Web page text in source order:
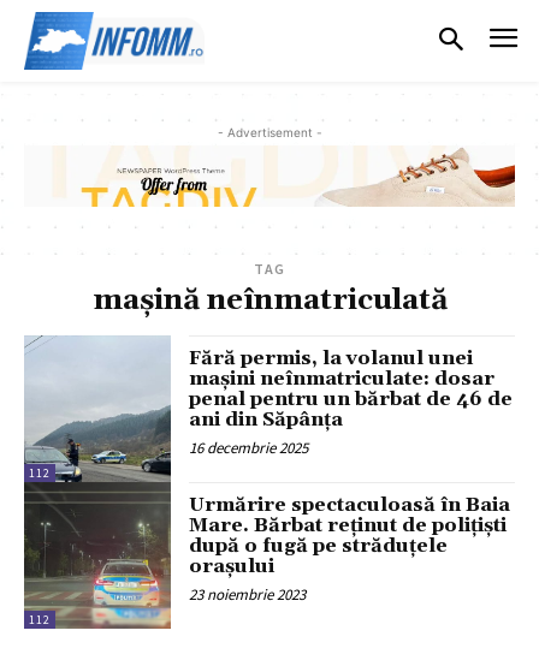
- Advertisement -
TAG
mașină neînmatriculată
112
Fără permis, la volanul unei
mașini neînmatriculate: dosar
penal pentru un bărbat de 46 de
ani din Săpânţa
16 decembrie 2025
112
Urmărire spectaculoasă în Baia
Mare. Bărbat reținut de polițiști
după o fugă pe străduțele
orașului
23 noiembrie 2023